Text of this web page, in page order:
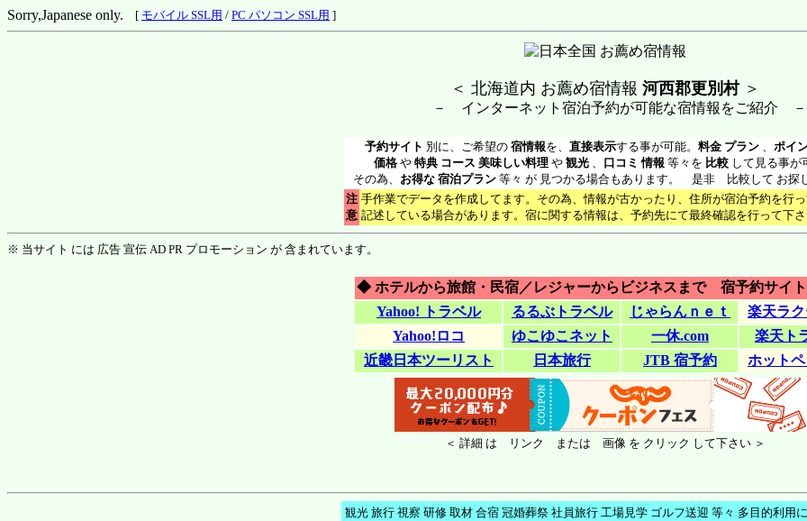
Sorry,Japanese only. [ モバイル SSL用 / PC パソコン SSL用 ]
＜ 北海道内 お薦め宿情報 河西郡更別村＞
－ インターネット宿泊予約が可能な宿情報をご紹介 －
予約サイト 別に、ご希望の 宿情報を、 直接表示する事が可能。 料金 プラン、 ポイ
価格 や 特典 コース 美味しい料理 や 観光 、 口コミ 情報 等々を 比較 して見る事が
その為、 お得な 宿泊プラン等々 が 見つかる場合もあります。 是非 比較して お探
注
意
手作業でデータを作成してます。その為、情報が古かったり、住所が宿泊予約を行
記述している場合があります。宿に関する情報は、予約先にて最終確認を行って下
※ 当サイト には 広告 宣伝 AD PR プロモーション が 含まれています。
◆ ホテルから旅館・民宿／レジャーからビジネスまで 宿予約サイ
Yahoo! トラベル
るるぶトラベル じゃらんｎｅｔ
楽天ラ
Yahoo!ロコ
ゆこゆこネット 一休.com
楽天ト
近畿日本ツーリスト
日本旅行 JTB 宿予約 ホット
＜ 詳細 は リンク または 画像 を クリック して下さい ＞
観光 旅行 視察 研修 取材 合宿 冠婚葬祭 社員旅行 工場見学 ゴルフ送迎 等々 多目的利用